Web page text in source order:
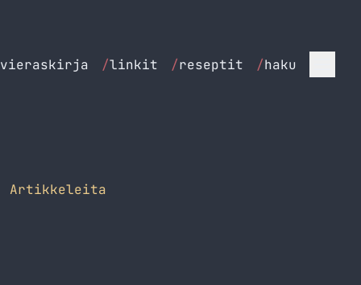
vieraskirja /linkit /reseptit /haku
Artikkeleita